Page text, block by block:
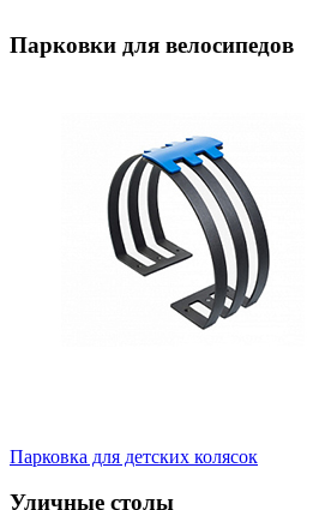
Парковки для велосипедов
Парковка для детских колясок
Уличные столы